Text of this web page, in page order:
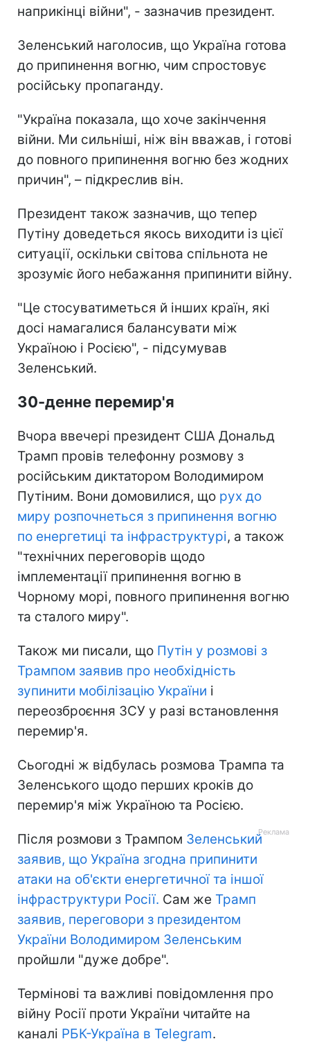
наприкінці війни", - зазначив президент.
Зеленський наголосив, що Україна готова
до припинення вогню, чим спростовує
російську пропаганду.
"Україна показала, що хоче закінчення
війни. Ми сильніші, ніж він вважав, і готові
до повного припинення вогню без жодних
причин", – підкреслив він.
Президент також зазначив, що тепер
Путіну доведеться якось виходити із цієї
ситуації, оскільки світова спільнота не
зрозуміє його небажання припинити війну.
"Це стосуватиметься й інших країн, які
досі намагалися балансувати між
Україною і Росією", - підсумував
Зеленський.
30-денне перемир'я
Вчора ввечері президент США Дональд
Трамп провів телефонну розмову з
російським диктатором Володимиром
Путіним. Вони домовилися, що рух до
миру розпочнеться з припинення вогню
по енергетиці та інфраструктурі, а також
"технічних переговорів щодо
імплементації припинення вогню в
Чорному морі, повного припинення вогню
та сталого миру".
Також ми писали, що Путін у розмові з
Трампом заявив про необхідність
зупинити мобілізацію України і
переозброєння ЗСУ у разі встановлення
перемир'я.
Сьогодні ж відбулась розмова Трампа та
Зеленського щодо перших кроків до
перемир'я між Україною та Росією.
Після розмови з Трампом Зеленський
заявив, що Україна згодна припинити
атаки на об'єкти енергетичної та іншої
інфраструктури Росії. Сам же Трамп
заявив, переговори з президентом
України Володимиром Зеленським
пройшли "дуже добре".
Термінові та важливі повідомлення про
війну Росії проти України читайте на
каналі РБК-Україна в Telegram.